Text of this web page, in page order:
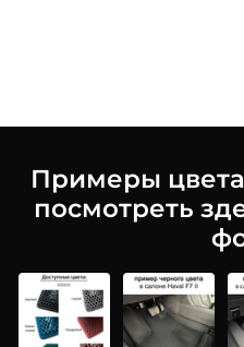
Примеры
посмотреть